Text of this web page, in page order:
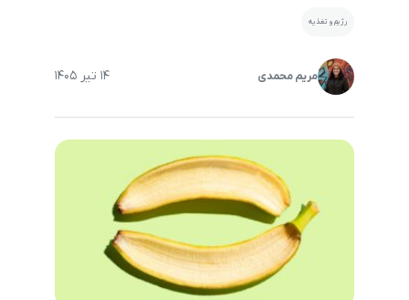
محبوب‌ترین میوه‌های جهان است، اما همه افراد امکان استفاده
رژیم و تغذیه
مریم محمدی 14 تیر 1405